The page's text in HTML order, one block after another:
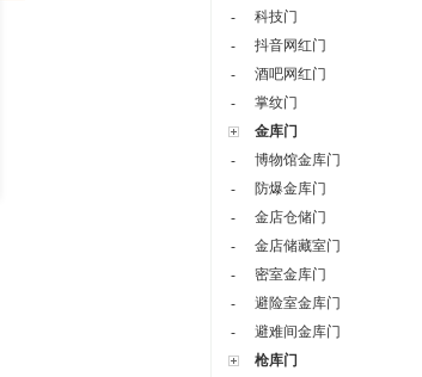
-
科技门
-
抖音网红门
-
酒吧网红门
-
掌纹门
金库门
-
博物馆金库门
-
防爆金库门
-
金店仓储门
-
金店储藏室门
-
密室金库门
-
避险室金库门
-
避难间金库门
枪库门